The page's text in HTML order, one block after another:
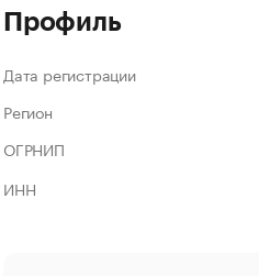
Профиль
Дата регистрации
Регион
ОГРНИП
ИНН